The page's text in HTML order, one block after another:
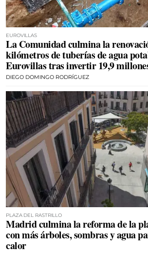
EUROVILLAS
La Comunidad culmina la
kilómetros de tuberías de agua
Eurovillas tras invertir 19,9
DIEGO DOMINGO RODRÍGUEZ
PLAZA DEL RASTRILLO
Madrid culmina la reforma de la
con más árboles, sombras y agua
calor